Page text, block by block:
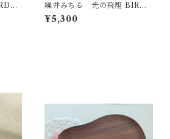
繰井みちる 光の飛翔 BIRD&
EGGネックレス
¥5,300